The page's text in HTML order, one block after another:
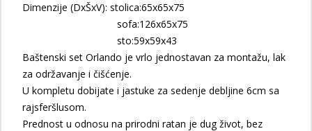
Dimenzije (DxŠxV): stolica:65x65x75
sofa:126x65x75
sto:59x59x43
Baštenski set Orlando je vrlo jednostavan za montažu, lak
za održavanje i čišćenje.
U kompletu dobijate i jastuke za sedenje debljine 6cm sa
rajsferšlusom.
Prednost u odnosu na prirodni ratan je dug život, bez